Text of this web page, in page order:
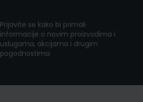
Prijavite se kako bi primali
informacije o novim proizvodima i
uslugama, akcijama i drugim
pogodnostima